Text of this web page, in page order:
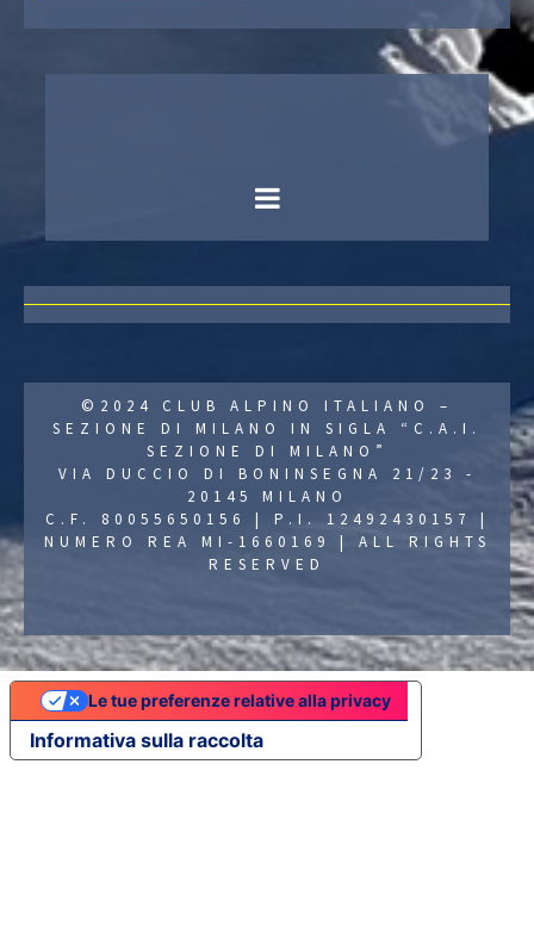
©2024 CLUB ALPINO ITALIANO –
SEZIONE DI MILANO IN SIGLA “C.A.I.
SEZIONE DI MILANO”
VIA DUCCIO DI BONINSEGNA 21/23 -
20145 MILANO
C.F. 80055650156 | P.I. 12492430157 |
NUMERO REA MI-1660169 | ALL RIGHTS
RESERVED
Informativa sulla raccolta
Le tue preferenze relative alla privacy